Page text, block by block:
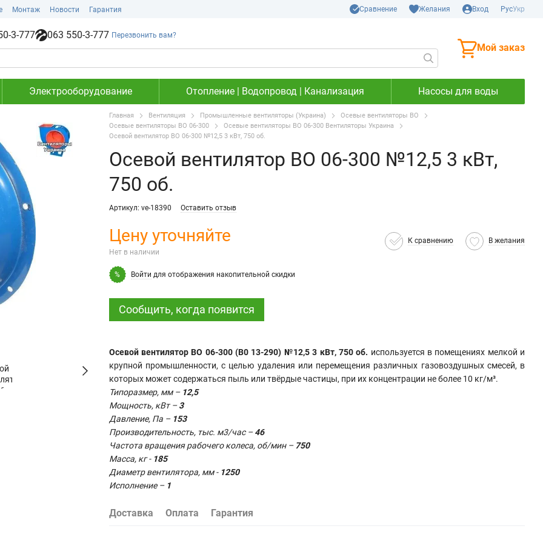
Монтаж Новости Гарантия Сравнение Желания Вход РусУкр
3-777 063 550-3-777 Перезвонить вам?
Мой заказ
Электрооборудование Отопление | Водопровод | Канализация Насосы для воды
Главная Вентиляция Промышленные вентиляторы (Украина)
Осевые вентиляторы ВО
Осевые вентиляторы ВО 06-300
Осевые вентиляторы ВО 06-300 Вентиляторы Украина
Осевой вентилятор ВО 06-300 №12,5 3 кВт, 750 об.
Осевой вентилятор ВО 06-300 №12,5 3 кВт,
750 об.
Артикул: ve-18390 Оставить отзыв
Цену уточняйте
Нет в наличии
К сравнению В желания
% Войти для отображения накопительной скидки
Сообщить, когда появится
Осевой вентилятор ВО 06-300 (В0 13-290) №12,5 3 кВт, 750 об. используется в помещениях мелкой и
крупной промышленности, с целью удаления или перемещения различных газовоздушных смесей, в
которых может содержаться пыль или твёрдые частицы, при их концентрации не более 10 кг/м³.
Типоразмер, мм – 12,5
Мощность, кВт –3
Давление, Па – 153
Производительность, тыс. м3/час –46
Частота вращения рабочего колеса, об/мин – 750
Масса, кг -185
Диаметр вентилятора, мм -1250
Исполнение – 1
Доставка Оплата Гарантия